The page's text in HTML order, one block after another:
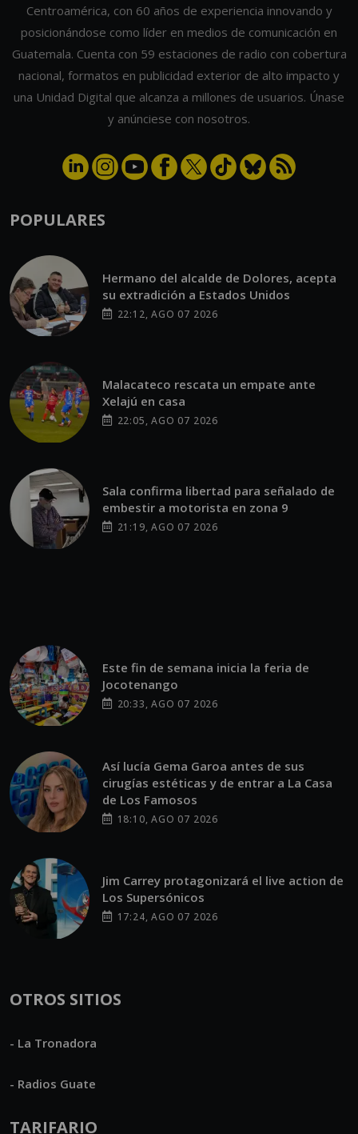
Centroamérica, con 60 años de experiencia innovando y
posicionándose como líder en medios de comunicación en
Guatemala. Cuenta con 59 estaciones de radio con cobertura
nacional, formatos en publicidad exterior de alto impacto y
una Unidad Digital que alcanza a millones de usuarios. Únase
y anúnciese con nosotros.
POPULARES
Hermano del alcalde de Dolores, acepta
su extradición a Estados Unidos
22:12, AGO 07 2026
Malacateco rescata un empate ante
Xelajú en casa
22:05, AGO 07 2026
Sala confirma libertad para señalado de
embestir a motorista en zona 9
21:19, AGO 07 2026
Este fin de semana inicia la feria de
Jocotenango
20:33, AGO 07 2026
Así lucía Gema Garoa antes de sus
cirugías estéticas y de entrar a La Casa
de Los Famosos
18:10, AGO 07 2026
Jim Carrey protagonizará el live action de
Los Supersónicos
17:24, AGO 07 2026
OTROS SITIOS
- La Tronadora
- Radios Guate
TARIFARIO